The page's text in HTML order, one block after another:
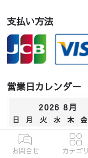
支払い方法
営業日カレンダー
2026 8月
日 月 火 水 木 金
2
3 6 7
お問合せ カテゴリ